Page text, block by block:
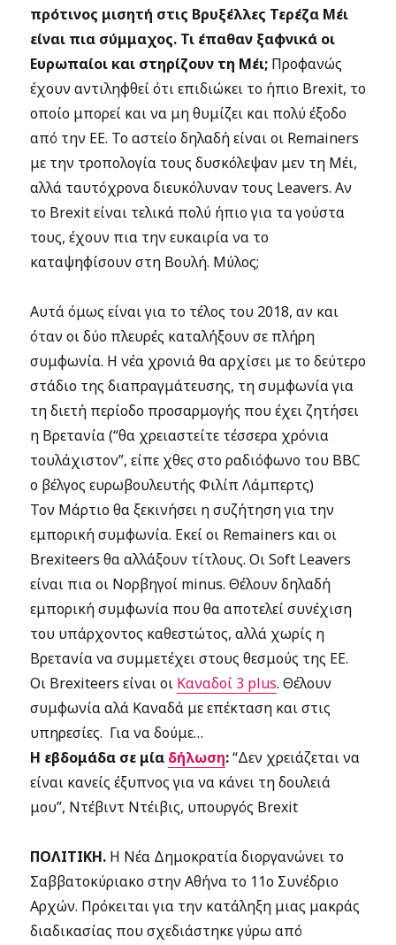
πρότινος μισητή στις Βρυξέλλες Τερέζα Μέι
είναι πια σύμμαχος. Τι έπαθαν ξαφνικά οι
Ευρωπαίοι και στηρίζουν τη Μέι; Προφανώς
έχουν αντιληφθεί ότι επιδιώκει το ήπιο Brexit, το
οποίο μπορεί και να μη θυμίζει και πολύ έξοδο
από την ΕΕ. Το αστείο δηλαδή είναι οι Remainers
με την τροπολογία τους δυσκόλεψαν μεν τη Μέι,
αλλά ταυτόχρονα διευκόλυναν τους Leavers. Αν
το Brexit είναι τελικά πολύ ήπιο για τα γούστα
τους, έχουν πια την ευκαιρία να το
καταψηφίσουν στη Βουλή. Μύλος;
Αυτά όμως είναι για το τέλος του 2018, αν και
όταν οι δύο πλευρές καταλήξουν σε πλήρη
συμφωνία. Η νέα χρονιά θα αρχίσει με το δεύτερο
στάδιο της διαπραγμάτευσης, τη συμφωνία για
τη διετή περίοδο προσαρμογής που έχει ζητήσει
η Βρετανία (“θα χρειαστείτε τέσσερα χρόνια
τουλάχιστον”, είπε χθες στο ραδιόφωνο του BBC
ο βέλγος ευρωβουλευτής Φιλίπ Λάμπερτς)
Τον Μάρτιο θα ξεκινήσει η συζήτηση για την
εμπορική συμφωνία. Εκεί οι Remainers και οι
Brexiteers θα αλλάξουν τίτλους. Οι Soft Leavers
είναι πια οι Νορβηγοί minus. Θέλουν δηλαδή
εμπορική συμφωνία που θα αποτελεί συνέχιση
του υπάρχοντος καθεστώτος, αλλά χωρίς η
Βρετανία να συμμετέχει στους θεσμούς της ΕΕ.
Οι Brexiteers είναι οι Καναδοί 3 plus. Θέλουν
συμφωνία αλά Καναδά με επέκταση και στις
υπηρεσίες. Για να δούμε…
Η εβδομάδα σε μία δήλωση:“Δεν χρειάζεται να
είναι κανείς έξυπνος για να κάνει τη δουλειά
μου”, Ντέβιντ Ντέιβις, υπουργός Brexit
ΠΟΛΙΤΙΚΗ. Η Νέα Δημοκρατία διοργανώνει το
Σαββατοκύριακο στην Αθήνα το 11ο Συνέδριο
Αρχών. Πρόκειται για την κατάληξη μιας μακράς
διαδικασίας που σχεδιάστηκε γύρω από